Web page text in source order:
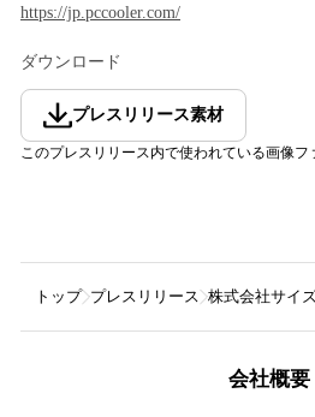
https://jp.pccooler.com/
ダウンロード
プレスリリース素材
このプレスリリース内で使われている画像
トップ プレスリリース 株式会社サイ
会社概要